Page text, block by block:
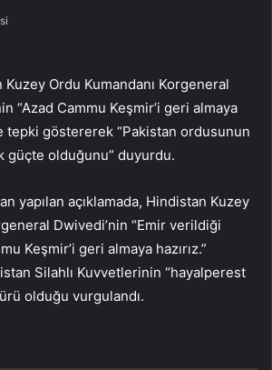
Ordu Kumandanı Korgeneral
“Azad Cammu Keşmir’i geri almaya
tepki göstererek “Pakistan ordusunun
güçte olduğunu” duyurdu.
yapılan açıklamada, Hindistan Kuzey
Dwivedi’nin “Emir verildiği
Keşmir’i geri almaya hazırız.”
Silahlı Kuvvetlerinin “hayalperest
olduğu vurgulandı.